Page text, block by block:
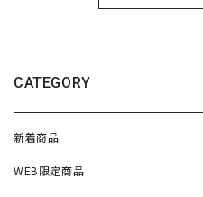
CATEGORY
新着商品
WEB限定商品